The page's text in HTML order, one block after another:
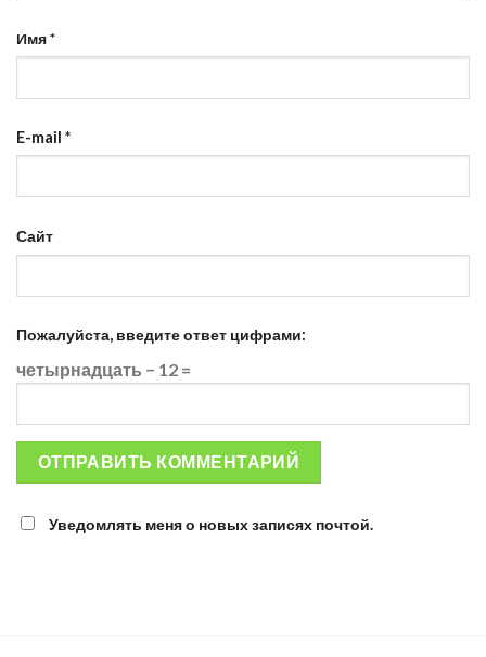
Имя*
E-mail *
Сайт
Пожалуйста, введите ответ цифрами:
четырнадцать − 12 =
Уведомлять меня о новых записях почтой.